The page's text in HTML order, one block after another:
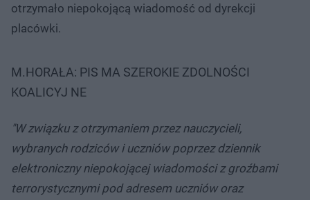
otrzymało niepokojącą wiadomość od dyrekcji
placówki.
M.HORAŁA: PIS MA SZEROKIE ZDOLNOŚCI
KOALICYJ NE
"W związku z otrzymaniem przez nauczycieli,
wybranych rodziców i uczniów poprzez dziennik
elektroniczny niepokojącej wiadomości z groźbami
terrorystycznymi pod adresem uczniów oraz